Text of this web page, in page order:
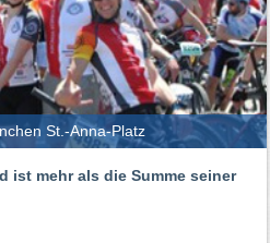
St.-Anna-Platz
ist mehr als die Summe seiner